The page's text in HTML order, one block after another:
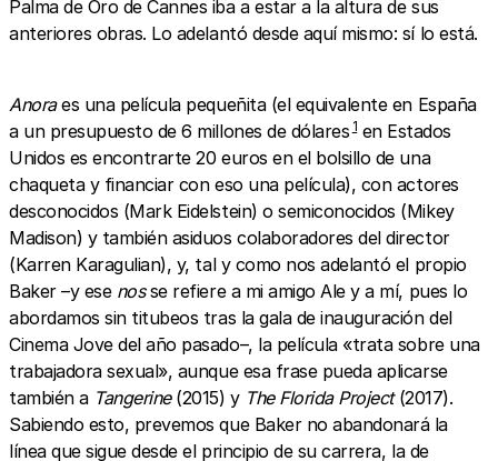
Palma de Oro de Cannes iba a estar a la altura de sus
anteriores obras. Lo adelantó desde aquí mismo: sí lo está.
Anoraes una película pequeñita (el equivalente en España
a un presupuesto de 6 millones de dólares 1en Estados
Unidos es encontrarte 20 euros en el bolsillo de una
chaqueta y financiar con eso una película), con actores
desconocidos (Mark Eidelstein) o semiconocidos (Mikey
Madison) y también asiduos colaboradores del director
(Karren Karagulian), y, tal y como nos adelantó el propio
Baker –y ese nosse refiere a mi amigo Ale y a mí, pues lo
abordamos sin titubeos tras la gala de inauguración del
Cinema Jove del año pasado–, la película «trata sobre una
trabajadora sexual», aunque esa frase pueda aplicarse
también a Tangerine (2015) y The Florida Project(2017).
Sabiendo esto, prevemos que Baker no abandonará la
línea que sigue desde el principio de su carrera, la de